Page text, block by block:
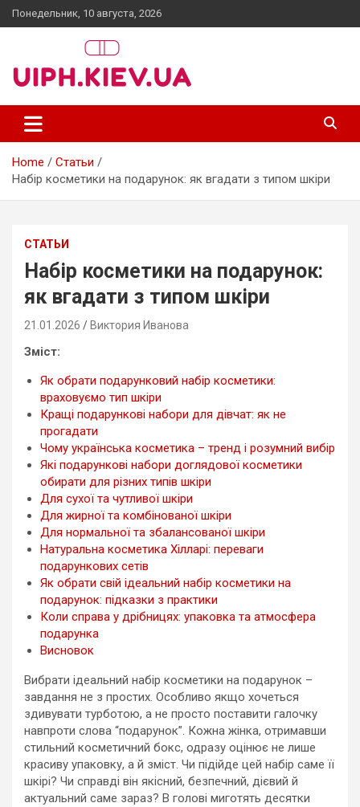
Skip
to
Понедельник, 10 августа, 2026
uiph.kiev.ua
Home
Статьи
Набір косметики на подарунок: як вгадати з типом шкіри
СТАТЬИ
Набір косметики на подарунок:
як вгадати з типом шкіри
21.01.2026 Виктория Иванова
Зміст:
Як обрати подарунковий набір косметики:
враховуємо тип шкіри
Кращі подарункові набори для дівчат: як не
прогадати
Чому українська косметика – тренд і розумний вибір
Які подарункові набори доглядової косметики
обирати для різних типів шкіри
Для сухої та чутливої шкіри
Для жирної та комбінованої шкіри
Для нормальної та збалансованої шкіри
Натуральна косметика Хілларі: переваги
подарункових сетів
Як обрати свій ідеальний набір косметики на
подарунок: підказки з практики
Коли справа у дрібницях: упаковка та атмосфера
подарунка
Висновок
Вибрати ідеальний набір косметики на подарунок –
завдання не з простих. Особливо якщо хочеться
здивувати турботою, а не просто поставити галочку
навпроти слова “подарунок”. Кожна жінка, отримавши
стильний косметичний бокс, одразу оцінює не лише
красиву упаковку, а й зміст. Чи підійде цей набір саме її
шкірі? Чи справді він якісний, безпечний, дієвий й
актуальний саме зараз? В голові миготять десятки